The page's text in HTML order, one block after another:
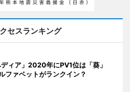
セスランキング
ディア」2020年にPV1位は「葵」
ファベットがランクイン？